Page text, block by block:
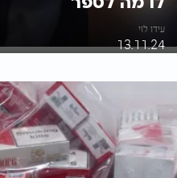
עידו לוי
13.11.24